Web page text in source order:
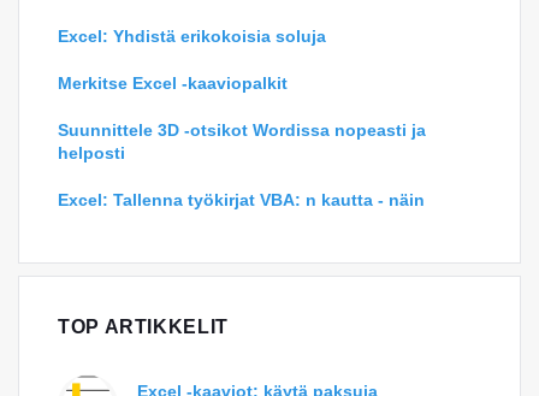
Excel: Yhdistä erikokoisia soluja
Merkitse Excel -kaaviopalkit
Suunnittele 3D -otsikot Wordissa nopeasti ja
helposti
Excel: Tallenna työkirjat VBA: n kautta - näin
TOP ARTIKKELIT
Excel -kaaviot: käytä paksuja